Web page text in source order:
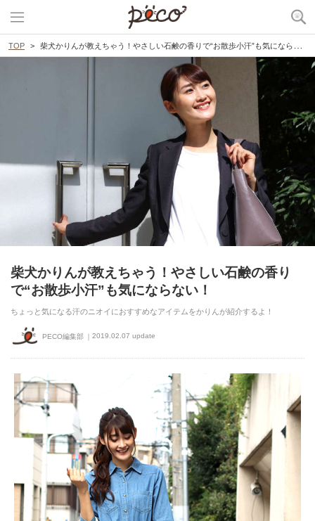
TOP 柴犬かりんが教えちゃう！やさしい石鹸の香りで“お散歩小汗”も気にならない！
柴犬かりんが教えちゃう！やさしい石鹸の香り
で“お散歩小汗”も気にならない！
ちょっと気になる汗のニオイにおすすめなアイテムをかりんが紹介するよ！
PECO編集部 2019.02.07 update